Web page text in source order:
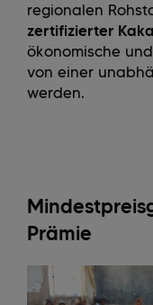
regionalen
zertifizierter
ökonomische
von einer
werden.
Prämie